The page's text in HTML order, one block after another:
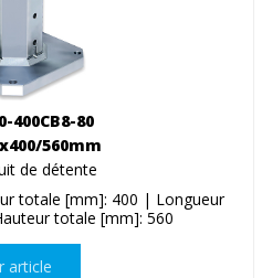
400CB8-80
560mm
de détente
totale [mm]: 400 | Longueur
totale [mm]: 560
article